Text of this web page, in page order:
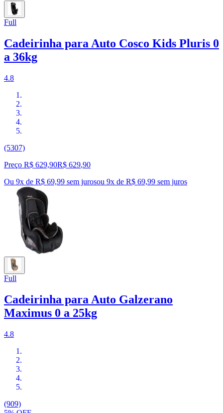
Full
Cadeirinha para Auto Cosco Kids Pluris 0
a 36kg
4.8
(5307)
Preço R$ 629,90R$ 629,90
Ou 9x de R$ 69,99 sem jurosou 9x de R$ 69,99 sem juros
Full
Cadeirinha para Auto Galzerano
Maximus 0 a 25kg
4.8
(909)